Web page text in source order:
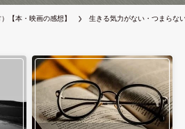
【本・映画の感想】 生きる気力がない・つまらな